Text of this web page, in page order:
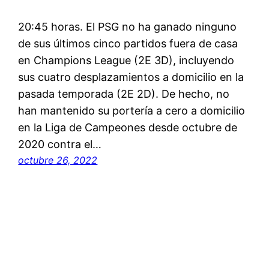
20:45 horas. El PSG no ha ganado ninguno
de sus últimos cinco partidos fuera de casa
en Champions League (2E 3D), incluyendo
sus cuatro desplazamientos a domicilio en la
pasada temporada (2E 2D). De hecho, no
han mantenido su portería a cero a domicilio
en la Liga de Campeones desde octubre de
2020 contra el…
octubre 26, 2022